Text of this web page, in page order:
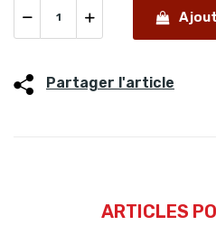
Partager l'article
ARTICLES